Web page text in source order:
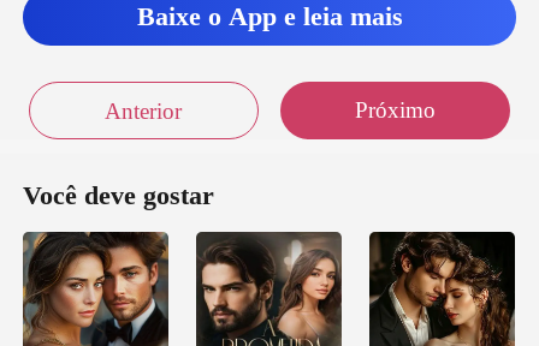
Baixe o App e leia mais
Anterior Próximo
Você deve gostar